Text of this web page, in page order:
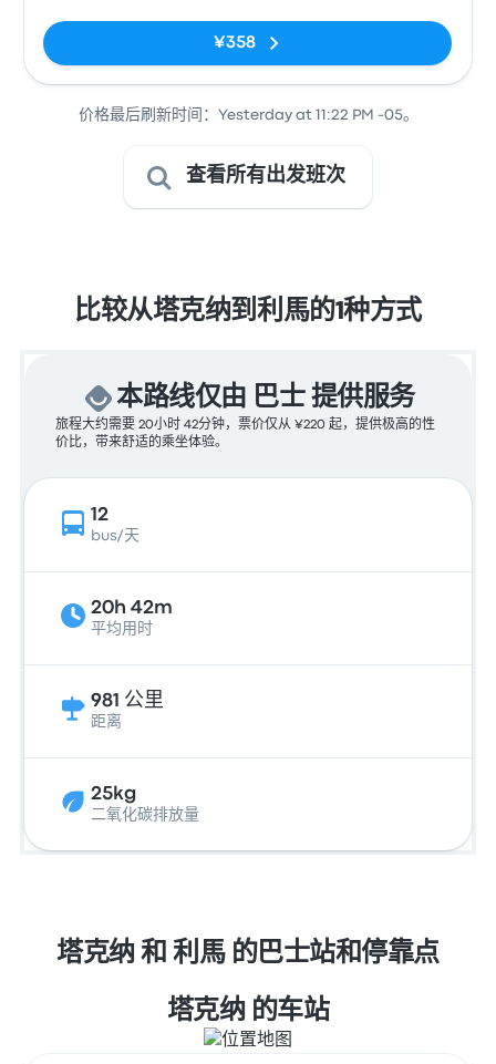
Odria
¥358
价格最后刷新时间：Yesterday at 11:22 PM -05。
查看所有出发班次
比较从塔克纳到利馬的1种方式
本路线仅由 巴士 提供服务
旅程大约需要 20小时 42分钟，票价仅从 ¥220 起，提供极高的性
价比，带来舒适的乘坐体验。
12
bus/天
20h 42m
平均用时
981 公里
距离
25kg
二氧化碳排放量
塔克纳 和 利馬 的巴士站和停靠点
塔克纳 的车站